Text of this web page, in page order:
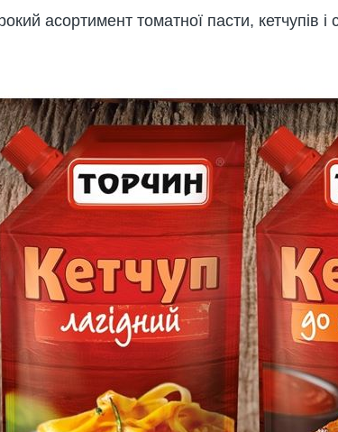
асортимент томатної пасти, кетчупів і